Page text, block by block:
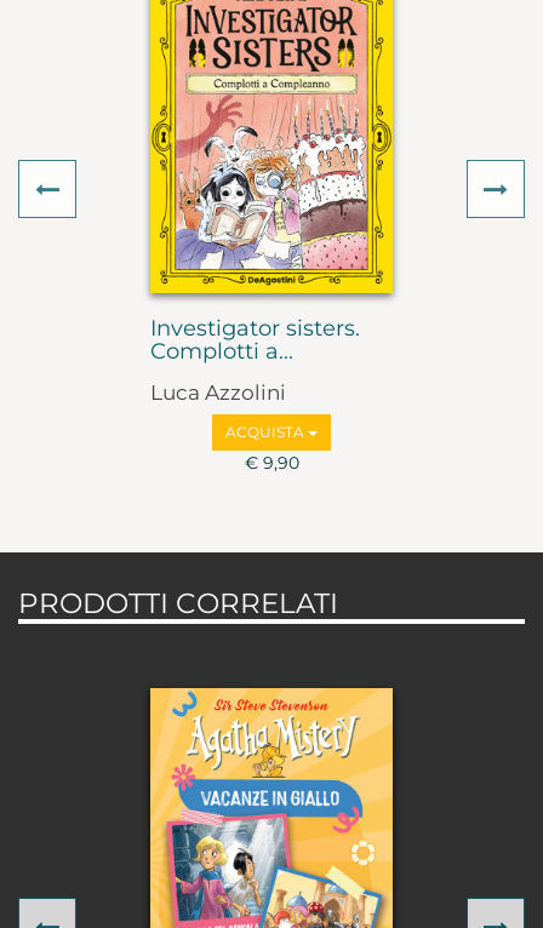
Investigator sisters.
Complotti a...
Luca Azzolini
ACQUISTA
€ 9,90
Previous
PRODOTTI CORRELATI